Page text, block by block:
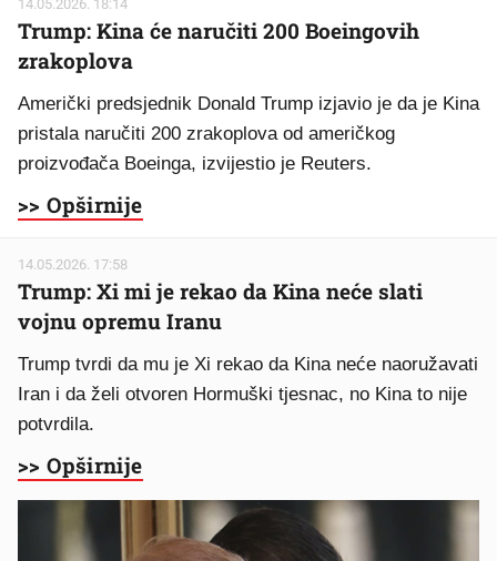
14.05.2026. 18:14
Trump: Kina će naručiti 200 Boeingovih
zrakoplova
Američki predsjednik Donald Trump izjavio je da je Kina
pristala naručiti 200 zrakoplova od američkog
proizvođača Boeinga, izvijestio je Reuters.
>> Opširnije
14.05.2026. 17:58
Trump: Xi mi je rekao da Kina neće slati
vojnu opremu Iranu
Trump tvrdi da mu je Xi rekao da Kina neće naoružavati
Iran i da želi otvoren Hormuški tjesnac, no Kina to nije
potvrdila.
>> Opširnije